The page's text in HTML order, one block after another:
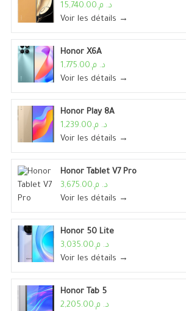
د. م.15,740.00
Voir les détails →
Honor X6A
د. م.1,775.00
Voir les détails →
Honor Play 8A
د. م.1,239.00
Voir les détails →
Honor Tablet V7 Pro
د. م.3,675.00
Voir les détails →
Honor 50 Lite
د. م.3,035.00
Voir les détails →
Honor Tab 5
د. م.2,205.00